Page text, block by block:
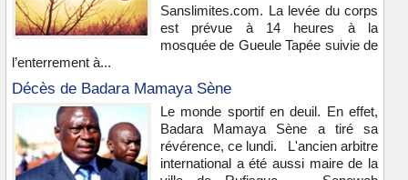
Sanslimites.com. La levée du corps
est prévue à 14 heures à la
mosquée de Gueule Tapée suivie de
l’enterrement à...
Décès de Badara Mamaya Sène
Le monde sportif en deuil. En effet,
Badara Mamaya Sène a tiré sa
révérence, ce lundi. L'ancien arbitre
international a été aussi maire de la